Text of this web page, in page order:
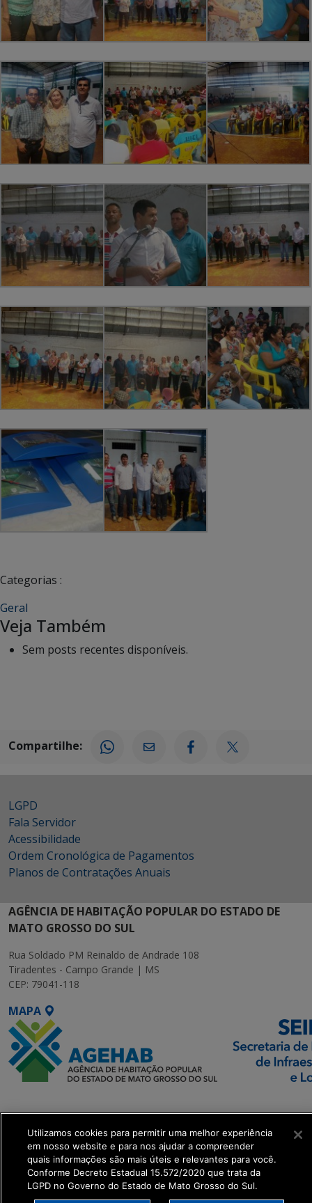
Categorias :
Geral
Veja Também
Sem posts recentes disponíveis.
Compartilhe:
LGPD
Fala Servidor
Acessibilidade
Ordem Cronológica de Pagamentos
Planos de Contratações Anuais
AGÊNCIA DE HABITAÇÃO POPULAR DO ESTADO DE
MATO GROSSO DO SUL
Rua Soldado PM Reinaldo de Andrade 108
Tiradentes - Campo Grande | MS
CEP: 79041-118
MAPA
Executiva de
Transformação Digital
get_footer();
Utilizamos cookies para permitir uma melhor experiência
em nosso website e para nos ajudar a compreender
quais informações são mais úteis e relevantes para você.
Conforme Decreto Estadual 15.572/2020 que trata da
LGPD no Governo do Estado de Mato Grosso do Sul.